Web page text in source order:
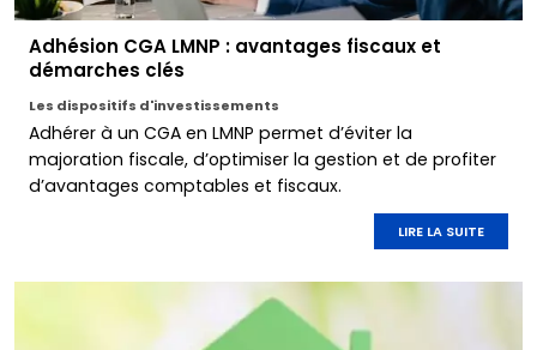
Adhésion CGA LMNP : avantages fiscaux et
démarches clés
Les dispositifs d'investissements
Adhérer à un CGA en LMNP permet d’éviter la
majoration fiscale, d’optimiser la gestion et de profiter
d’avantages comptables et fiscaux.
LIRE LA SUITE